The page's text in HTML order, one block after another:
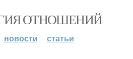
ОТНОШЕНИЙ
новости статьи